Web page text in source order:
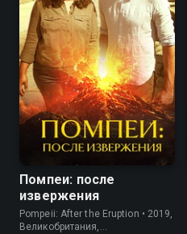
Помпеи: после
извержения
Pompeii: After the Eruption • 2019,
Великобритания,